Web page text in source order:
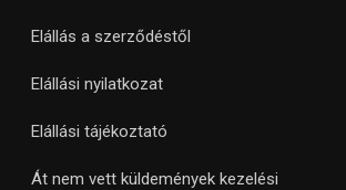
Elállás a szerződéstől
Elállási nyilatkozat
Elállási tájékoztató
Át nem vett küldemények kezelési